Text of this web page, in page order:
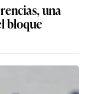
una
bloque